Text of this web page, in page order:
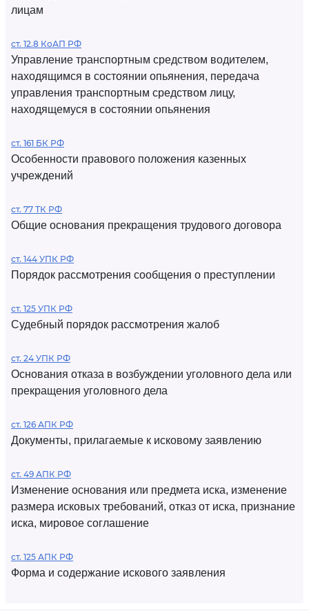
лицам
ст. 12.8 КоАП РФ
Управление транспортным средством водителем,
находящимся в состоянии опьянения, передача
управления транспортным средством лицу,
находящемуся в состоянии опьянения
ст. 161 БК РФ
Особенности правового положения казенных
учреждений
ст. 77 ТК РФ
Общие основания прекращения трудового договора
ст. 144 УПК РФ
Порядок рассмотрения сообщения о преступлении
ст. 125 УПК РФ
Судебный порядок рассмотрения жалоб
ст. 24 УПК РФ
Основания отказа в возбуждении уголовного дела или
прекращения уголовного дела
ст. 126 АПК РФ
Документы, прилагаемые к исковому заявлению
ст. 49 АПК РФ
Изменение основания или предмета иска, изменение
размера исковых требований, отказ от иска, признание
иска, мировое соглашение
ст. 125 АПК РФ
Форма и содержание искового заявления